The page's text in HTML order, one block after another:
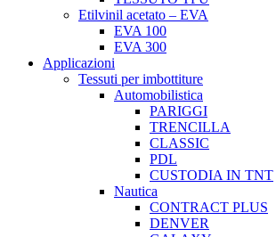
Etilvinil acetato – EVA
EVA 100
EVA 300
Applicazioni
Tessuti per imbottiture
Automobilistica
PARIGGI
TRENCILLA
CLASSIC
PDL
CUSTODIA IN TNT
Nautica
CONTRACT PLUS
DENVER